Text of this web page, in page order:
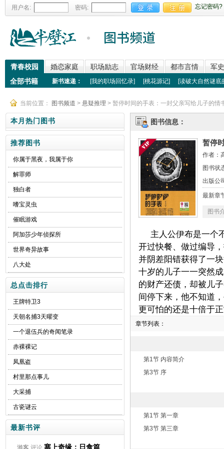
用户名: 密码: 忘记密码?
青春校园 婚恋家庭 职场励志 官场财经 都市言情
军
全部书籍
新书速递： [我的职场回忆录] [桃花源记] [读破大自然谜底
当前位置： 图书频道 > 悬疑推理 > 暂停时间的手表：一封父亲写给儿子的情
本月热门图书
推荐图书
你属于黑夜，我属于你
解罪师
独白者
嗜宝灵虫
催眠游戏
阿加莎少年侦探所
世界奇异故事
八大处
总点击排行
王牌特卫3
天朝名捕3天曜变
一个退伍兵的奇闻笔录
赤裸裸记
凤凰盗
村里那点事儿
大采捕
古瓷谜云
最新书评
游客 评论 塞上奇缘：日食篇
图书信息：
暂停
作者：
图书状
出版公
最新章
图书
主人公伊布是一个
开过快餐、做过编导
并阴差阳错获得了一
十岁的儿子一一突然
的财产还债，却被儿
间停下来，他不知道
更可怕的还是十倍于
章节列表：
第1节 内容简介
第3节 序
第1节 第一章
第3节 第三章